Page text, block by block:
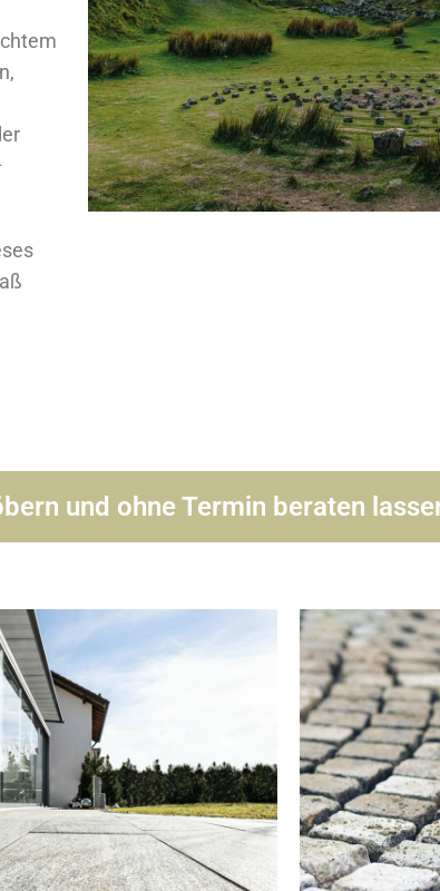
und ohne Termin beraten